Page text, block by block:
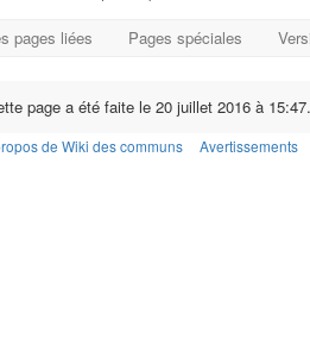
pages liées Pages spéciales
page a été faite le 20 juillet 2016 à 15:47.
de Wiki des communs Avertissements